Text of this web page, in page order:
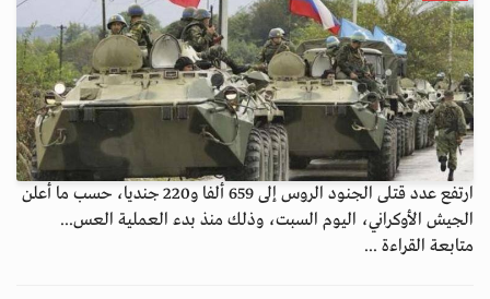
ارتفع عدد قتلى الجنود الروس إلى 659 ألفا و220 جنديا، حسب ما أعلن
الجيش الأوكراني، اليوم السبت، وذلك منذ بدء العملية العس...
متابعة القراءة ...